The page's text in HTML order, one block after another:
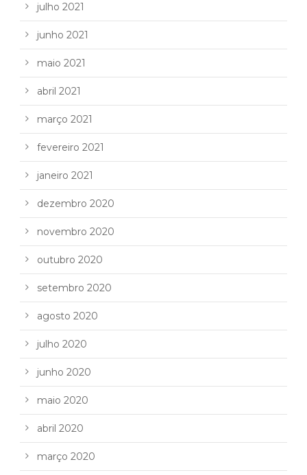
julho 2021
junho 2021
maio 2021
abril 2021
março 2021
fevereiro 2021
janeiro 2021
dezembro 2020
novembro 2020
outubro 2020
setembro 2020
agosto 2020
julho 2020
junho 2020
maio 2020
abril 2020
março 2020